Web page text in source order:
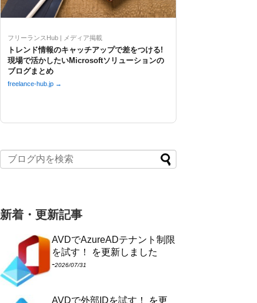
フリーランスHub | メディア掲載
トレンド情報のキャッチアップで差をつける!
現場で活かしたいMicrosoftソリューションの
ブログまとめ
freelance-hub.jp →
新着・更新記事
AVDでAzureADテナント制限
を試す！
を更新しました
-2026/07/31
AVDで外部IDを試す！
を更